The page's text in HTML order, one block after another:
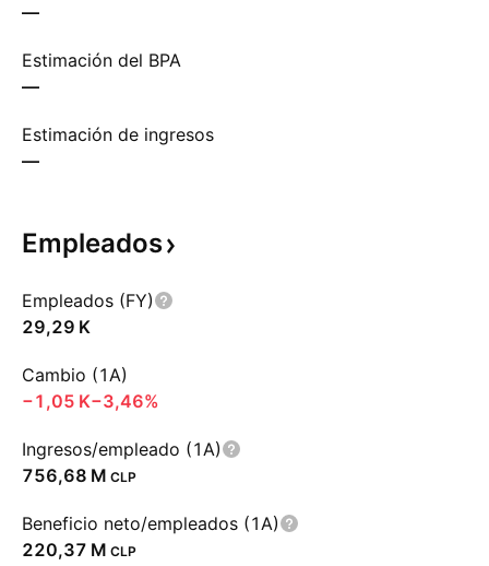
—
Estimación del BPA
—
Estimación de ingresos
—
Empleados
Empleados (FY)
‪29,29 K‬
Cambio (1A)
‪−1,05 K‬−3,46%
Ingresos/empleado (1A)
‪756,68 M‬ CLP
Beneficio neto/empleados (1A)
‪220,37 M‬ CLP